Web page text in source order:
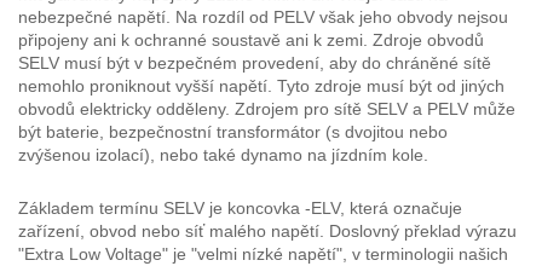
nebezpečné napětí. Na rozdíl od PELV však jeho obvody nejsou
připojeny ani k ochranné soustavě ani k zemi. Zdroje obvodů
SELV musí být v bezpečném provedení, aby do chráněné sítě
nemohlo proniknout vyšší napětí. Tyto zdroje musí být od jiných
obvodů elektricky odděleny. Zdrojem pro sítě SELV a PELV může
být baterie, bezpečnostní transformátor (s dvojitou nebo
zvýšenou izolací), nebo také dynamo na jízdním kole.
Základem termínu SELV je koncovka -ELV, která označuje
zařízení, obvod nebo síť malého napětí. Doslovný překlad výrazu
"Extra Low Voltage" je "velmi nízké napětí", v terminologii našich